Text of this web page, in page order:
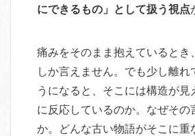
にできるもの」として扱う視点
痛みをそのまま抱えているとき
しか言えません。でも少し離れ
うになると、そこには構造が見
に反応しているのか。なぜその
か。どんな古い物語がそこに重